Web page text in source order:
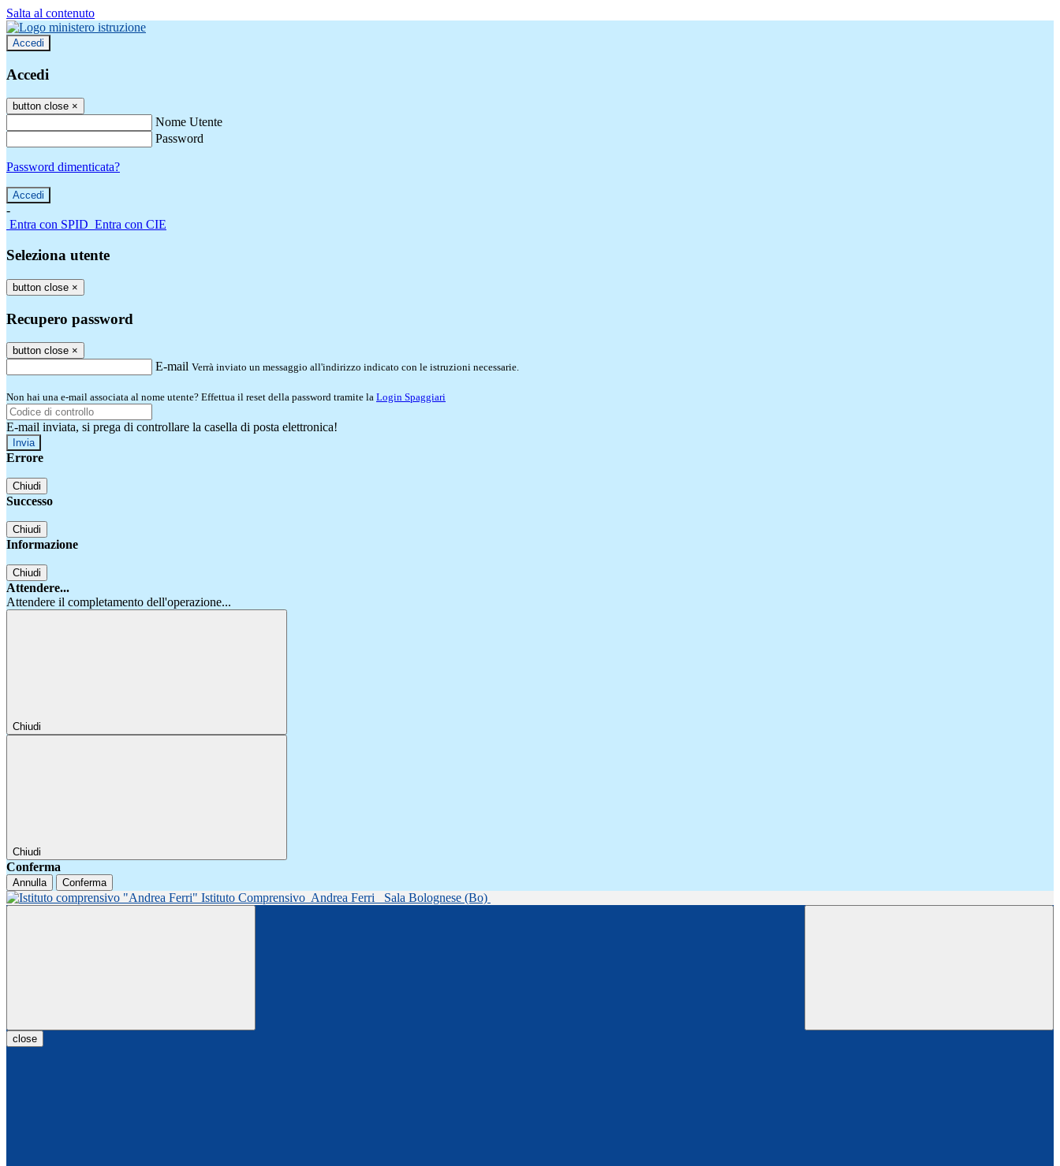
Salta al contenuto
Accedi
Accedi
button close ×
Nome Utente
Password
Password dimenticata?
-
Entra con SPID Entra con CIE
Seleziona utente
button close ×
Recupero password
button close ×
E-mail Verrà inviato un messaggio all'indirizzo indicato con le istruzioni necessarie.
Non hai una e-mail associata al nome utente? Effettua il reset della password tramite la Login Spaggiari
E-mail inviata, si prega di controllare la casella di posta elettronica!
Errore
Chiudi
Successo
Chiudi
Informazione
Chiudi
Attendere...
Attendere il completamento dell'operazione...
Chiudi
Chiudi
Conferma
Annulla Conferma
Istituto Comprensivo Andrea Ferri Sala Bolognese (Bo)
close